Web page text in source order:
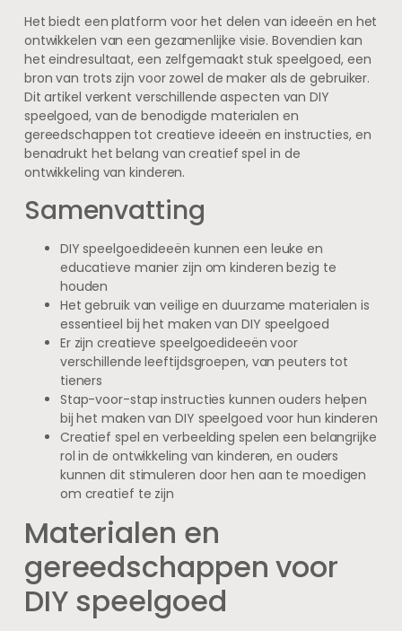
Het biedt een platform voor het delen van ideeën en het
ontwikkelen van een gezamenlijke visie. Bovendien kan
het eindresultaat, een zelfgemaakt stuk speelgoed, een
bron van trots zijn voor zowel de maker als de gebruiker.
Dit artikel verkent verschillende aspecten van DIY
speelgoed, van de benodigde materialen en
gereedschappen tot creatieve ideeën en instructies, en
benadrukt het belang van creatief spel in de
ontwikkeling van kinderen.
Samenvatting
DIY speelgoedideeën kunnen een leuke en
educatieve manier zijn om kinderen bezig te
houden
Het gebruik van veilige en duurzame materialen is
essentieel bij het maken van DIY speelgoed
Er zijn creatieve speelgoedideeën voor
verschillende leeftijdsgroepen, van peuters tot
tieners
Stap-voor-stap instructies kunnen ouders helpen
bij het maken van DIY speelgoed voor hun kinderen
Creatief spel en verbeelding spelen een belangrijke
rol in de ontwikkeling van kinderen, en ouders
kunnen dit stimuleren door hen aan te moedigen
om creatief te zijn
Materialen en
gereedschappen voor
DIY speelgoed